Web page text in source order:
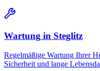
Wartung in Steglitz
Regelmäßige Wartung Ihrer
Sicherheit und lange